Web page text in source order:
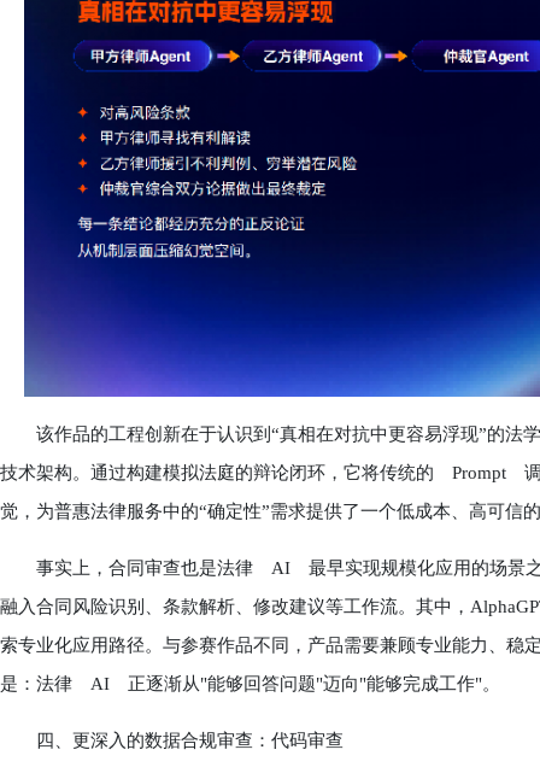
该作品的工程创新在于认识到“真相在对抗中更容易浮现”的法
技术架构。通过构建模拟法庭的辩论闭环，它将传统的 Prompt
觉，为普惠法律服务中的“确定性”需求提供了一个低成本、高可信
事实上，合同审查也是法律 AI 最早实现规模化应用的场景
融入合同风险识别、条款解析、修改建议等工作流。其中，
索专业化应用路径。与参赛作品不同，产品需要兼顾专业能力、稳
是：法律 AI 正逐渐从"能够回答问题"迈向"能够完成工作"。
四、更深入的数据合规审查：代码审查